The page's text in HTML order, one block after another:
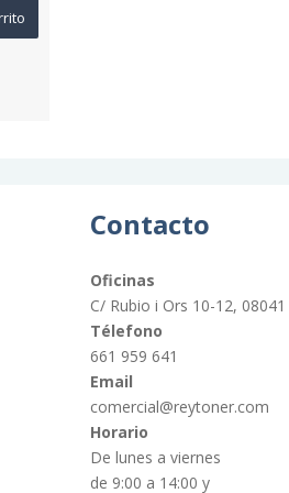
Contacto
Oficinas
C/ Rubio i Ors 10-12,
Télefono
661 959 641
Email
comercial@reytoner.com
Horario
De lunes a viernes
de 9:00 a 14:00 y